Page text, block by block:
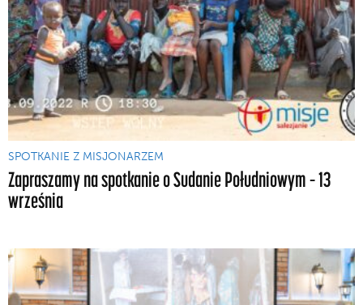
SPOTKANIE Z MISJONARZEM
Zapraszamy na spotkanie o Sudanie Południowym – 13
września